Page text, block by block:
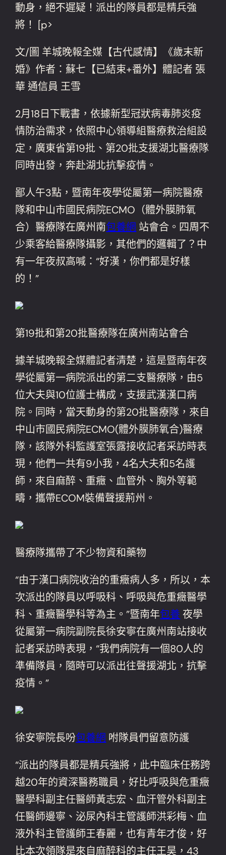
動身，絕不遲疑！派出的隊員都是精兵強
將！ [p>
文/圖 羊城晚報全媒【古代感情】《歲末新
婚》作者：蘇七【已結束+番外】體記者 張
華 通信員 王雪
2月18日下戰書，依據新型冠狀病毒肺炎疫
情防治需求，依照中心領導組醫療救治組設
定，廣東省第19批、第20批支援湖北醫療隊
同時出發，奔赴湖北抗擊疫情。
鄙人午3點，暨南年夜學從屬第一病院醫療
隊和中山市國民病院ECMO（體外膜肺氧
合）醫療隊在廣州南包養網 站會合。四周不
少乘客給醫療隊攝影，其他們的邏輯了？中
有一年夜叔高喊：“好漢，你們都是好樣
的！”
第19批和第20批醫療隊在廣州南站會合
據羊城晚報全媒體記者清楚，這是暨南年夜
學從屬第一病院派出的第二支醫療隊，由5
位大夫與10位護士構成，支援武漢漢口病
院。同時，當天動身的第20批醫療隊，來自
中山市國民病院ECMO(體外膜肺氧合)醫療
隊，該隊外科監護室張露接收記者采訪時表
現，他們一共有9小我，4名大夫和5名護
師，來自麻醉、重癥、血管外、胸外等範
疇，攜帶ECOM裝備聲援荊州。
醫療隊攜帶了不少物資和藥物
“由于漢口病院收治的重癥病人多，所以，本
次派出的隊員以呼吸科、呼吸與危重癥醫學
科、重癥醫學科等為主。”暨南年包養 夜學
從屬第一病院副院長徐安寧在廣州南站接收
記者采訪時表現，“我們病院有一個80人的
準備隊員，隨時可以派出往聲援湖北，抗擊
疫情。”
徐安寧院長吩包養網 咐隊員們留意防護
“派出的隊員都是精兵強將，此中臨床任務跨
越20年的資深醫務職員，好比呼吸與危重癥
醫學科副主任醫師黃志宏、血汗管外科副主
任醫師邊寧、泌尿內科主管護師洪彩梅、血
液外科主管護師王春麗，也有青年才俊，好
比本次領隊是來自麻醉科的主任王昊，43